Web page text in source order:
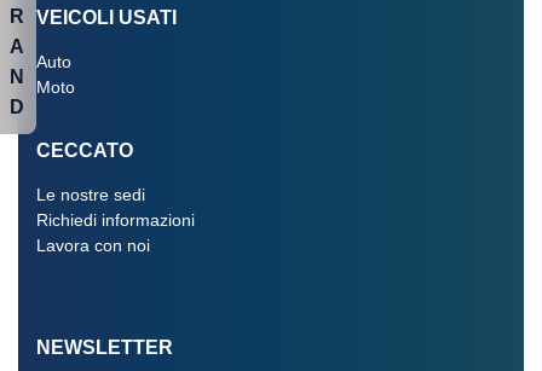
VEICOLI USATI
Auto
Moto
CECCATO
Le nostre sedi
Richiedi informazioni
Lavora con noi
NEWSLETTER
R
A
N
D